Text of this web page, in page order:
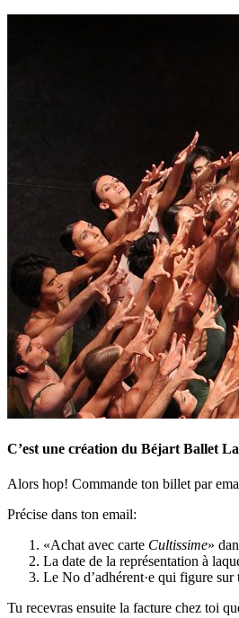
C’est une création du Béjart Ballet
Alors hop! Commande ton billet par
Précise dans ton email:
«Achat avec carte Cultissime»
La date de la représentation à
Le No d’adhérent·e qui figure sur
Tu recevras ensuite la facture chez toi